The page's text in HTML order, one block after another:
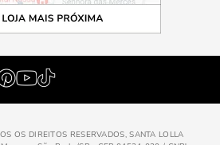
OS DIREITOS RESERVADOS, SANTA LOLLA